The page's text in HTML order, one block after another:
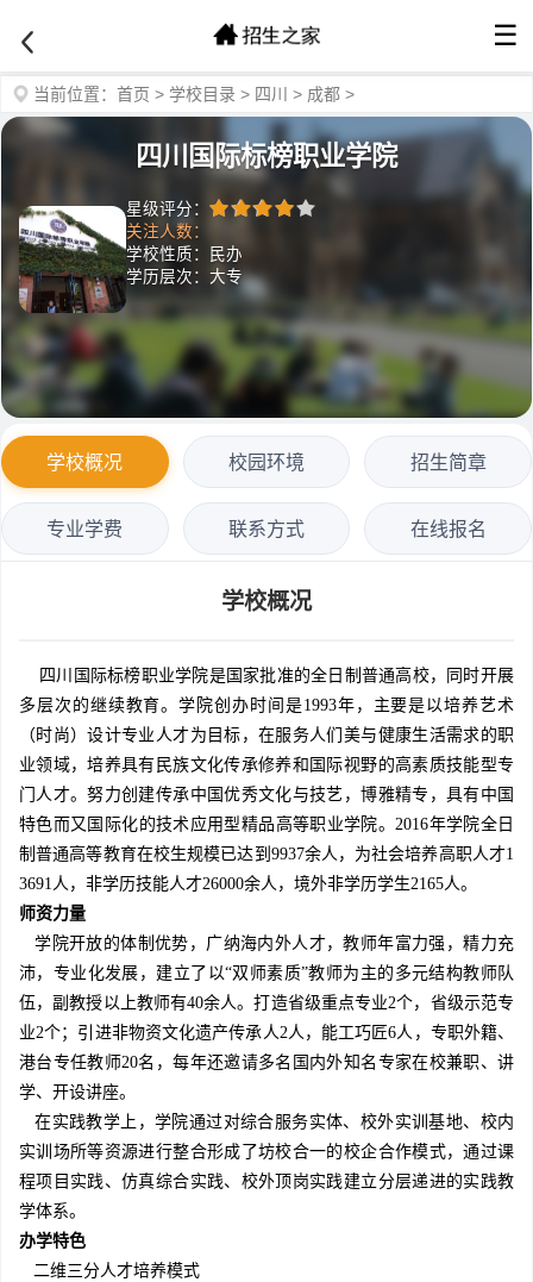
☰
当前位置： 首页 > 学校目录 > 四川 > 成都 >
四川国际标榜职业学院
星级评分：
关注人数：
学校性质：民办
学历层次：大专
学校概况 校园环境 招生简章
专业学费 联系方式 在线报名
学校概况
四川国际标榜职业学院是国家批准的全日制普通高校，同时开展
多层次的继续教育。学院创办时间是1993年，主要是以培养艺术
（时尚）设计专业人才为目标，在服务人们美与健康生活需求的职
业领域，培养具有民族文化传承修养和国际视野的高素质技能型专
门人才。努力创建传承中国优秀文化与技艺，博雅精专，具有中国
特色而又国际化的技术应用型精品高等职业学院。2016年学院全日
制普通高等教育在校生规模已达到9937余人，为社会培养高职人才1
3691人，非学历技能人才26000余人，境外非学历学生2165人。
师资力量
学院开放的体制优势，广纳海内外人才，教师年富力强，精力充
沛，专业化发展，建立了以“双师素质”教师为主的多元结构教师队
伍，副教授以上教师有40余人。打造省级重点专业2个，省级示范专
业2个；引进非物资文化遗产传承人2人，能工巧匠6人，专职外籍、
港台专任教师20名，每年还邀请多名国内外知名专家在校兼职、讲
学、开设讲座。
在实践教学上，学院通过对综合服务实体、校外实训基地、校内
实训场所等资源进行整合形成了坊校合一的校企合作模式，通过课
程项目实践、仿真综合实践、校外顶岗实践建立分层递进的实践教
学体系。
办学特色
二维三分人才培养模式